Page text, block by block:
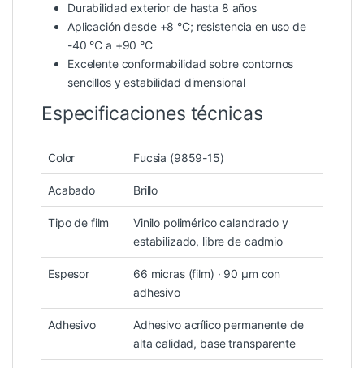
Durabilidad exterior de hasta 8 años
Aplicación desde +8 °C; resistencia en uso de
-40 °C a +90 °C
Excelente conformabilidad sobre contornos
sencillos y estabilidad dimensional
Especificaciones técnicas
Color Fucsia (9859-15)
Acabado Brillo
Tipo de film
Vinilo polimérico calandrado y
estabilizado, libre de cadmio
Espesor
66 micras (film) · 90 µm con
adhesivo
Adhesivo
Adhesivo acrílico permanente de
alta calidad, base transparente